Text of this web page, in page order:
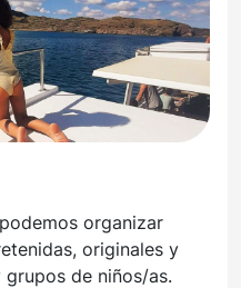
organizar
originales y
de niños/as.